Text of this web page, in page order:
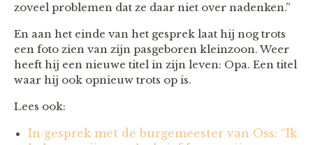
zoveel problemen dat ze daar niet over nadenken.”
En aan het einde van het gesprek laat hij nog trots
een foto zien van zijn pasgeboren kleinzoon. Weer
heeft hij een nieuwe titel in zijn leven: Opa. Een titel
waar hij ook opnieuw trots op is.
Lees ook:
In gesprek met de burgemeester van Oss: “Ik